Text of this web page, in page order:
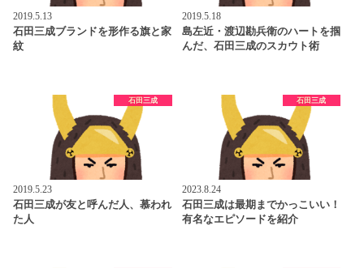
2019.5.13
石田三成ブランドを形作る旗と家
紋
2019.5.18
島左近・渡辺勘兵衛のハートを掴
んだ、石田三成のスカウト術
石田三成
2019.5.23
石田三成が友と呼んだ人、慕われ
た人
石田三成
2023.8.24
石田三成は最期までかっこいい！
有名なエピソードを紹介